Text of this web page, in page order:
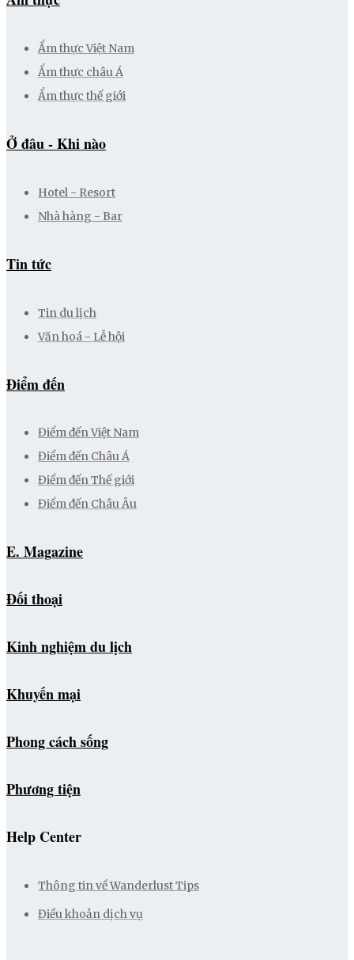
Ẩm thực Việt Nam
Ẩm thực châu Á
Ẩm thực thế giới
Ở đâu - Khi nào
Hotel - Resort
Nhà hàng - Bar
Tin tức
Tin du lịch
Văn hoá - Lễ hội
Điểm đến
Điểm đến Việt Nam
Điểm đến Châu Á
Điểm đến Thế giới
Điểm đến Châu Âu
E. Magazine
Đối thoại
Kinh nghiệm du lịch
Khuyến mại
Phong cách sống
Phương tiện
Help Center
Thông tin về Wanderlust Tips
Điều khoản dịch vụ